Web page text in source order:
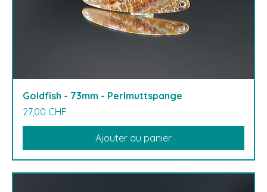
Goldfish - 73mm - Perlmuttspange
Prix
27,00 CHF
Ajouter au panier